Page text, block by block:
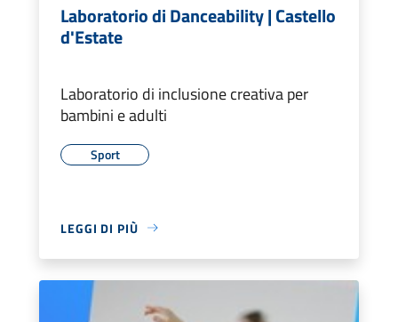
Laboratorio di Danceability | Castello
d'Estate
Laboratorio di inclusione creativa per
bambini e adulti
Sport
LEGGI DI PIÙ